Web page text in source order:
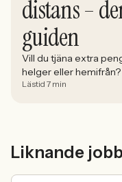
distans –
guiden
Vill du tjäna extra
helger eller hemifrån?
extrajobb – från butik
Lästid 7 min
Liknande